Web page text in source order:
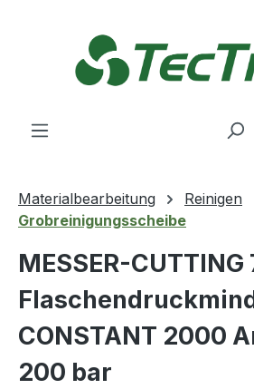
Materialbearbeitung
Reinigen
Grobreinigungsscheibe
MESSER-CUTTING
CONSTANT 2000
200 bar